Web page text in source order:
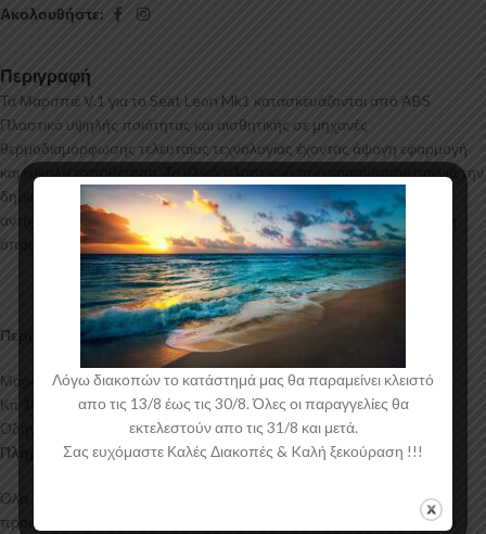
Ακολουθήστε:
Περιγραφή
Τα Μαρσπιέ V.1 για το Seat Leon Mk1 κατασκευάζονται από ABS
Πλαστικό υψηλής ποιότητας και αισθητικής σε μηχανές
θερμοδιαμόρφωσης τελευταίας τεχνολογίας έχοντας άψογη εφαρμογή
και εύκολη τοποθέτηση. Το υλικό πλαστικού που χρησιμοποιείται για την
δημιουργία προϊόντων έρχεται σε Μαύρο Γυαλιστερό χρώμα και με
αντιχαρακτική επιφάνεια. Συνοδεύεται από προστατευτική μεμβράνη
όπου αφαιρείται πριν την τοποθέτηση.
Περιεχόμενα Συσκευασίας:
Μαρσπιέ V.1 Seat Leon Mk1
Κιτ Τοποθέτησης
Οδηγίες Τοποθέτησης
Πληροφορίες Αποστολής:
Όλα τα προϊόντα μας συσκευάζονται και αποστέλλονται με
προστατευτικό νάιλον μέσα στο κουτί τους για μεγαλύτερη ασφάλεια
Λόγω διακοπών το κατάστημά μας θα παραμείνει κλειστό
απο τις 13/8 έως τις 30/8. Όλες οι παραγγελίες θα
εκτελεστούν απο τις 31/8 και μετά.
Σας ευχόμαστε Καλές Διακοπές & Kαλή ξεκούραση !!!